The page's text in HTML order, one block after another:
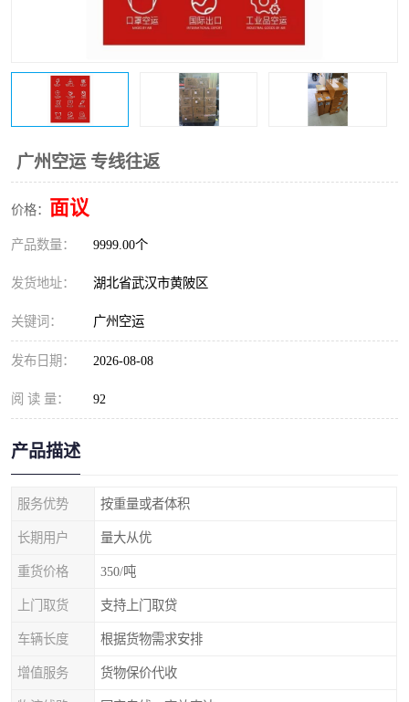
广州空运 专线往返
价格： 面议
产品数量： 9999.00个
发货地址： 湖北省武汉市黄陂区
关键词： 广州空运
发布日期： 2026-08-08
阅 读 量： 92
产品描述
服务优势 按重量或者体积
长期用户 量大从优
重货价格 350/吨
上门取货 支持上门取贷
车辆长度 根据货物需求安排
增值服务 货物保价代收